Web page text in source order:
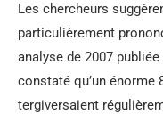
Les chercheurs
particulièrement
analyse de 2007
constaté qu’un énorme
tergiversaient